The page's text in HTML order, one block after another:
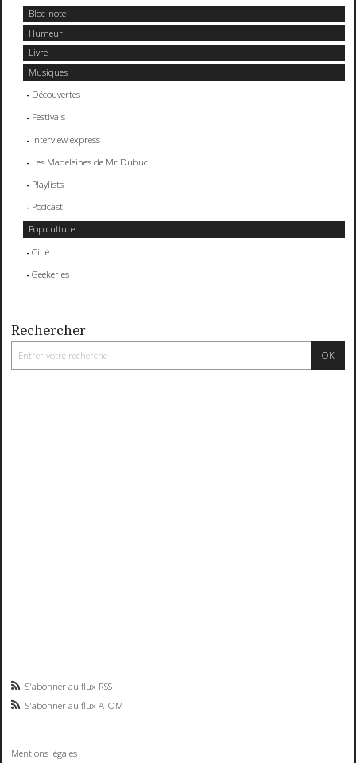
Bloc-note
Humeur
Livre
Musiques
Découvertes
Festivals
Interview express
Les Madeleines de Mr Dubuc
Playlists
Podcast
Pop culture
Ciné
Geekeries
Rechercher
S'abonner au flux RSS
S'abonner au flux ATOM
Mentions légales